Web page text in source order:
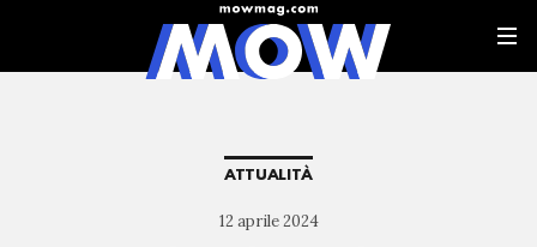
ATTUALITÀ
12 aprile 2024